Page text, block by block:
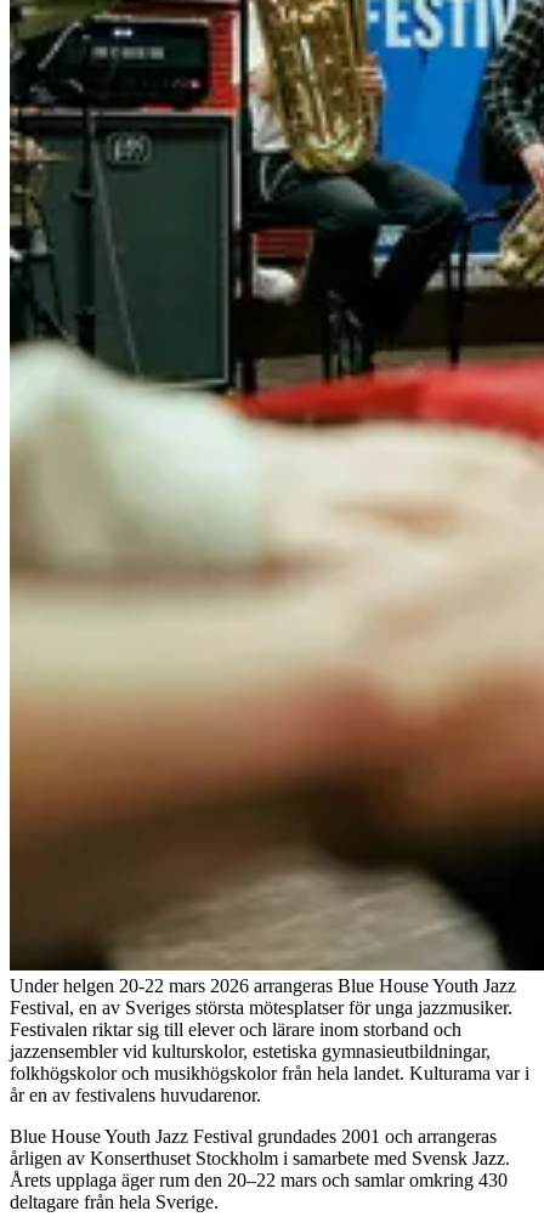
Under helgen 20-22 mars 2026 arrangeras Blue House Youth Jazz
Festival, en av Sveriges största mötesplatser för unga jazzmusiker.
Festivalen riktar sig till elever och lärare inom storband och
jazzensembler vid kulturskolor, estetiska gymnasieutbildningar,
folkhögskolor och musikhögskolor från hela landet. Kulturama var i
år en av festivalens huvudarenor.
Blue House Youth Jazz Festival grundades 2001 och arrangeras
årligen av Konserthuset Stockholm i samarbete med Svensk Jazz.
Årets upplaga äger rum den 20–22 mars och samlar omkring 430
deltagare från hela Sverige.